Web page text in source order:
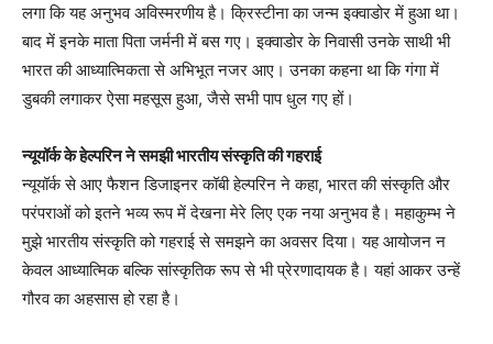
लगा कि यह अनुभव अविस्मरणीय है। क्रिस्टीना का जन्म इक्वाडोर में हुआ था।
बाद में इनके माता पिता जर्मनी में बस गए। इक्वाडोर के निवासी उनके साथी भी
भारत की आध्यात्मिकता से अभिभूत नजर आए। उनका कहना था कि गंगा में
डुबकी लगाकर ऐसा महसूस हुआ, जैसे सभी पाप धुल गए हों।
न्यूयॉर्क के हेल्परिन ने समझी भारतीय संस्कृति की गहराई
न्यूयॉर्क से आए फैशन डिजाइनर कॉबी हेल्परिन ने कहा, भारत की संस्कृति और
परंपराओं को इतने भव्य रूप में देखना मेरे लिए एक नया अनुभव है। महाकुम्भ ने
मुझे भारतीय संस्कृति को गहराई से समझने का अवसर दिया। यह आयोजन न
केवल आध्यात्मिक बल्कि सांस्कृतिक रूप से भी प्रेरणादायक है। यहां आकर उन्हें
गौरव का अहसास हो रहा है।